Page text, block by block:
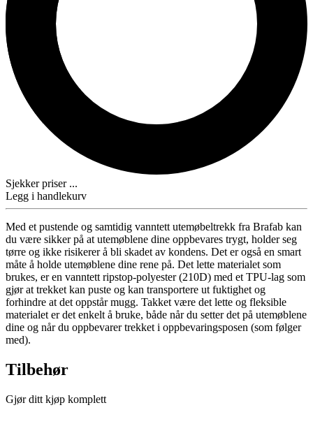
Sjekker priser ...
Legg i handlekurv
Med et pustende og samtidig vanntett utemøbeltrekk fra Brafab kan
du være sikker på at utemøblene dine oppbevares trygt, holder seg
tørre og ikke risikerer å bli skadet av kondens. Det er også en smart
måte å holde utemøblene dine rene på. Det lette materialet som
brukes, er en vanntett ripstop-polyester (210D) med et TPU-lag som
gjør at trekket kan puste og kan transportere ut fuktighet og
forhindre at det oppstår mugg. Takket være det lette og fleksible
materialet er det enkelt å bruke, både når du setter det på utemøblene
dine og når du oppbevarer trekket i oppbevaringsposen (som følger
med).
Tilbehør
Gjør ditt kjøp komplett